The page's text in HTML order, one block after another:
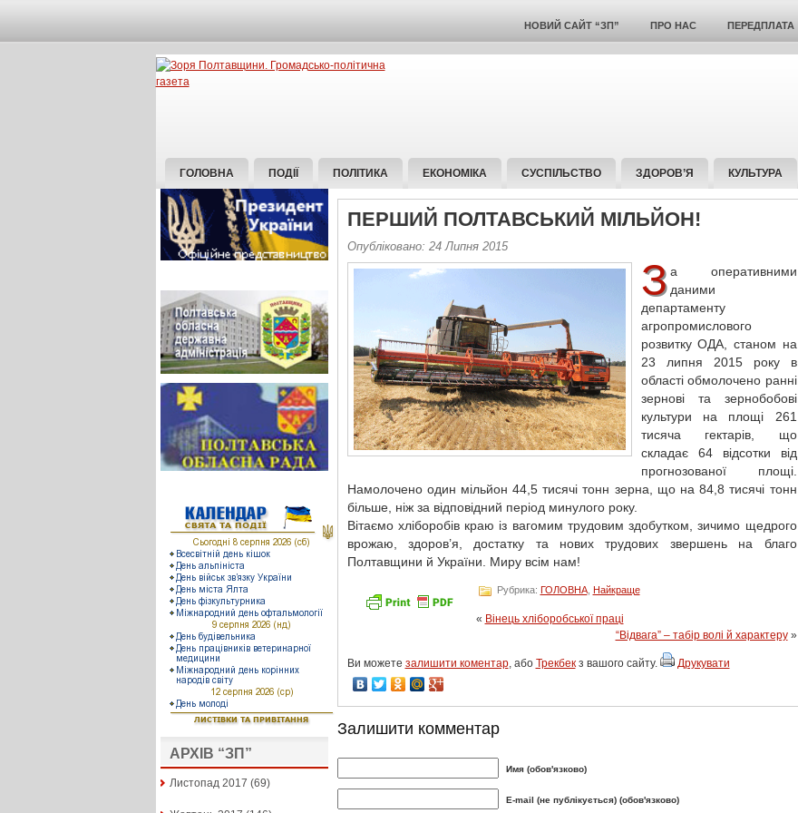
НОВИЙ САЙТ “ЗП” ПРО НАС ПЕРЕДПЛАТА
ГОЛОВНА ПОДІЇ ПОЛІТИКА ЕКОНОМІКА СУСПІЛЬСТВО ЗДОРОВ’Я КУЛЬТУРА
АРХІВ “ЗП”
Листопад 2017 (69)
ПЕРШИЙ ПОЛТАВСЬКИЙ МІЛЬЙОН!
Опубліковано: 24 Липня 2015
З а оперативними
даними
департаменту
агропромислового
розвитку ОДА, станом на
23 липня 2015 року в
області обмолочено ранні
зернові та зернобобові
культури на площі 261
тисяча гектарів, що
складає 64 відсотки від
прогнозованої площі.
Намолочено один мільйон 44,5 тисячі тонн зерна, що на 84,8 тисячі тонн
більше, ніж за відповідний період минулого року.
Вітаємо хліборобів краю із вагомим трудовим здобутком, зичимо щедрого
врожаю, здоров’я, достатку та нових трудових звершень на благо
Полтавщини й України. Миру всім нам!
Рубрика: ГОЛОВНА, Найкраще
« Вінець хліборобської праці
“Відвага” – табір волі й характеру»
Ви можете залишити коментар, або Трекбекз вашого сайту. Друкувати
Залишити комментар
Имя (обов'язково)
E-mail (не публікується) (обов'язково)